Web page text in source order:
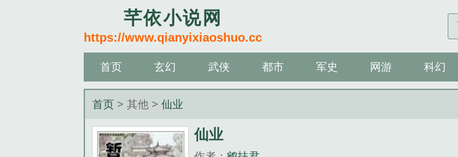
芊依小说网
https://www.qianyixiaoshuo.cc
首页 玄幻 武侠 都市 军史 网游 科幻
首页 > 其他 >仙业
仙业